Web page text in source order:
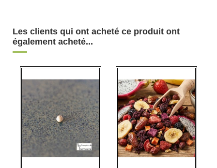
Les clients qui ont acheté ce produit ont
également acheté...